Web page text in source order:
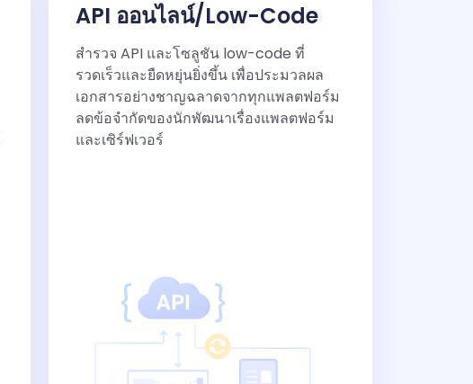
API ออนไลน์/Low-Code
สำรวจ API และโซลูชัน low-code ที่
รวดเร็วและยืดหยุ่นยิ่งขึ้น เพื่อประมวลผล
เอกสารอย่างชาญฉลาดจากทุกแพลตฟอร์ม
ลดข้อจำกัดของนักพัฒนาเรื่องแพลตฟอร์ม
และเซิร์ฟเวอร์